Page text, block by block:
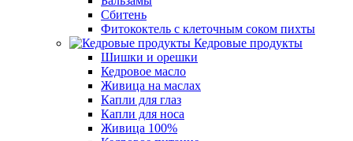
Сбитень
Фитококтель с клеточным соком пихты
Кедровые продукты
Шишки и орешки
Кедровое масло
Живица на маслах
Капли для глаз
Капли для носа
Живица 100%